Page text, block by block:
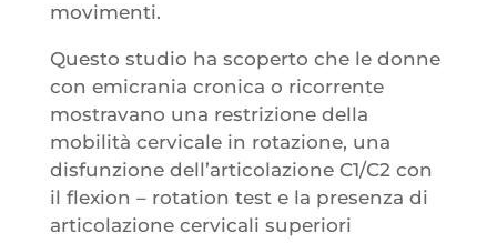
movimenti.
Questo studio ha scoperto che le donne
con emicrania cronica o ricorrente
mostravano una restrizione della
mobilità cervicale in rotazione, una
disfunzione dell’articolazione C1/C2 con
il flexion – rotation test e la presenza di
articolazione cervicali superiori